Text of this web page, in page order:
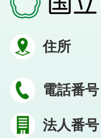
住所
電話番号
法人番号